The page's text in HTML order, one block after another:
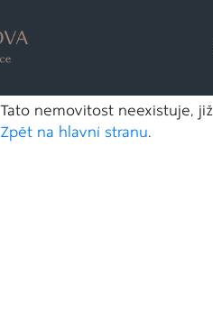
Tato nemovitost neexistuje,
Zpět na hlavní stranu.